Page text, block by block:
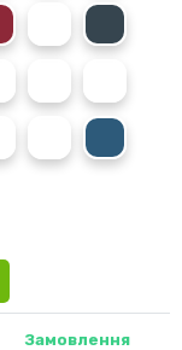
Red
Combat Green
Charcoal
Deep Sea Blue
Denim Blue
Замовлення